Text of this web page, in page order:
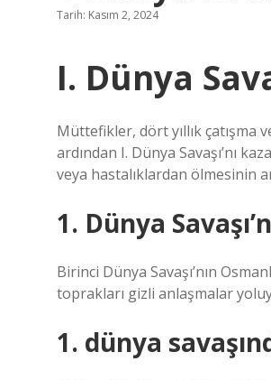
Tarih: Kasım 2, 2024
I. Dünya
Müttefikler, dört yıllık çatışma
ardından I. Dünya Savaşı’nı
veya hastalıklardan ölmesinin
1. Dünya
Birinci Dünya Savaşı’nın
toprakları gizli anlaşmalar
1. dünya